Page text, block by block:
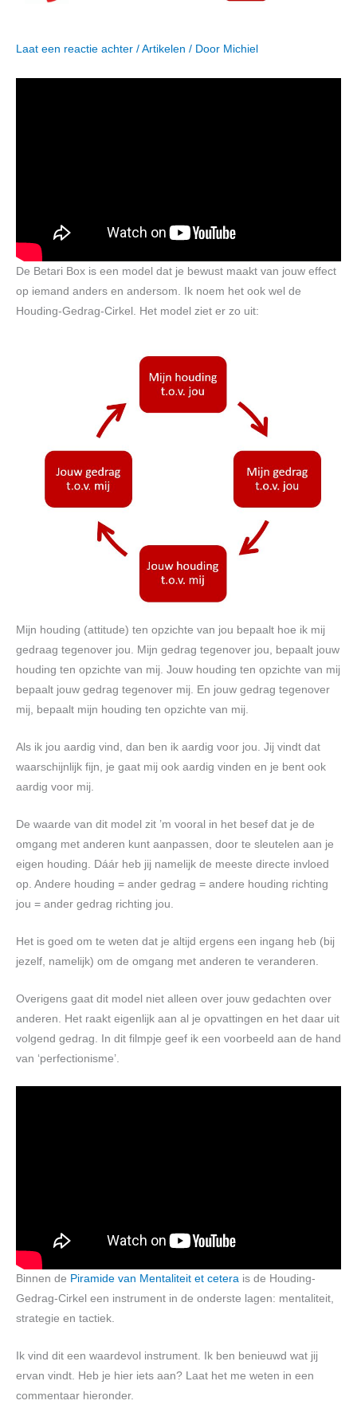
Laat een reactie achter / Artikelen / Door Michiel
De Betari Box is een model dat je bewust maakt van jouw effect
op iemand anders en andersom. Ik noem het ook wel de
Houding-Gedrag-Cirkel. Het model ziet er zo uit:
Mijn houding (attitude) ten opzichte van jou bepaalt hoe ik mij
gedraag tegenover jou. Mijn gedrag tegenover jou, bepaalt jouw
houding ten opzichte van mij. Jouw houding ten opzichte van mij
bepaalt jouw gedrag tegenover mij. En jouw gedrag tegenover
mij, bepaalt mijn houding ten opzichte van mij.
Als ik jou aardig vind, dan ben ik aardig voor jou. Jij vindt dat
waarschijnlijk fijn, je gaat mij ook aardig vinden en je bent ook
aardig voor mij.
De waarde van dit model zit ’m vooral in het besef dat je de
omgang met anderen kunt aanpassen, door te sleutelen aan je
eigen houding. Dáár heb jij namelijk de meeste directe invloed
op. Andere houding = ander gedrag = andere houding richting
jou = ander gedrag richting jou.
Het is goed om te weten dat je altijd ergens een ingang heb (bij
jezelf, namelijk) om de omgang met anderen te veranderen.
Overigens gaat dit model niet alleen over jouw gedachten over
anderen. Het raakt eigenlijk aan al je opvattingen en het daar uit
volgend gedrag. In dit filmpje geef ik een voorbeeld aan de hand
van ‘perfectionisme’.
Binnen de Piramide van Mentaliteit et cetera is de Houding-
Gedrag-Cirkel een instrument in de onderste lagen: mentaliteit,
strategie en tactiek.
Ik vind dit een waardevol instrument. Ik ben benieuwd wat jij
ervan vindt. Heb je hier iets aan? Laat het me weten in een
commentaar hieronder.